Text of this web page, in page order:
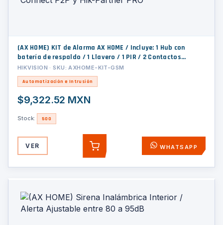
(AX HOME) KIT de Alarma AX HOME / Incluye: 1 Hub con
batería de respaldo / 1 Llavero / 1 PIR / 2 Contactos
Magnéticos / 1 Sirena / Wi-Fi / 3G/4G / Compatible con Hik-
Connect P2P y Hik-Partner PRO
HIKVISION · SKU: AXHOME-KIT-GSM
Automatización e Intrusión
$9,322.52 MXN
Stock: 500
VER AGREGAR WHATSAPP